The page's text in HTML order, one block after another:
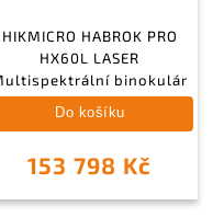
HIKMICRO HABROK PRO
HX60L LASER
binokulár
153 798 Kč
Do košíku